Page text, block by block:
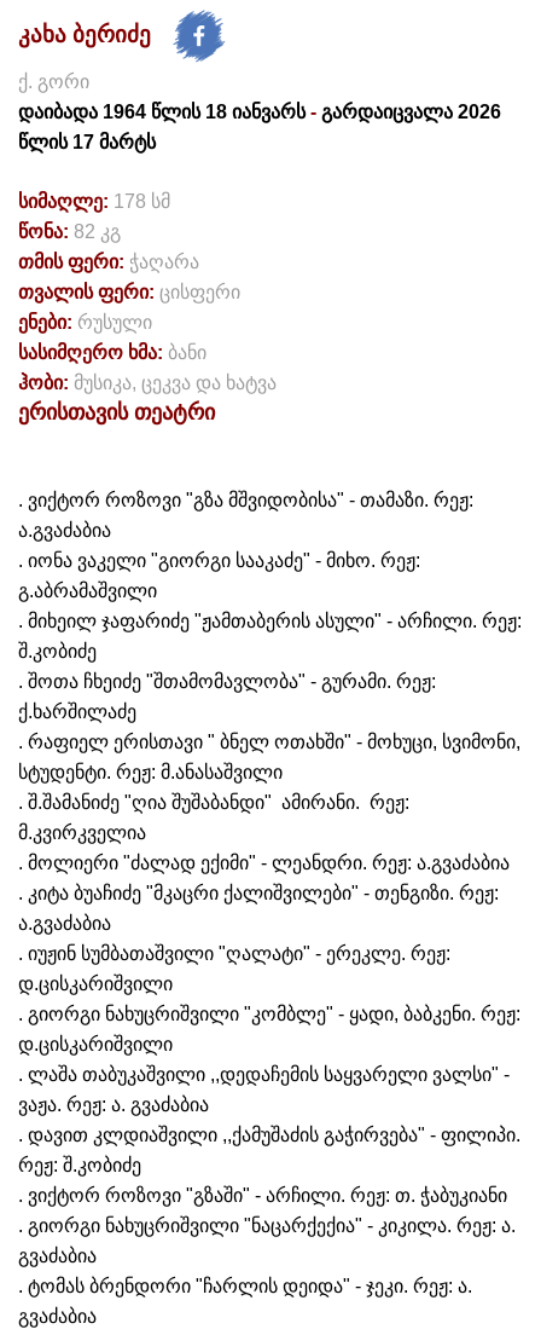
კახა ბერიძე
ქ. გორი
დაიბადა 1964 წლის 18 იანვარს- გარდაიცვალა 2026
წლის 17 მარტს
სიმაღლე: 178 სმ
წონა: 82 კგ
თმის ფერი: ჭაღარა
თვალის ფერი: ცისფერი
ენები: რუსული
სასიმღერო ხმა: ბანი
ჰობი: მუსიკა, ცეკვა და ხატვა
ერისთავის თეატრი
. ვიქტორ როზოვი "გზა მშვიდობისა" - თამაზი. რეჟ:
ა.გვაძაბია
. იონა ვაკელი "გიორგი სააკაძე" - მიხო. რეჟ:
გ.აბრამაშვილი
. მიხეილ ჯაფარიძე "ჟამთაბერის ასული" - არჩილი. რეჟ:
შ.კობიძე
. შოთა ჩხეიძე "შთამომავლობა" - გურამი. რეჟ:
ქ.ხარშილაძე
. რაფიელ ერისთავი " ბნელ ოთახში" - მოხუცი, სვიმონი,
სტუდენტი. რეჟ: მ.ანასაშვილი
. შ.შამანიძე "ღია შუშაბანდი" ამირანი. რეჟ:
მ.კვირკველია
. მოლიერი "ძალად ექიმი" - ლეანდრი. რეჟ: ა.გვაძაბია
. კიტა ბუაჩიძე "მკაცრი ქალიშვილები" - თენგიზი. რეჟ:
ა.გვაძაბია
. იუჟინ სუმბათაშვილი "ღალატი" - ერეკლე. რეჟ:
დ.ცისკარიშვილი
. გიორგი ნახუცრიშვილი "კომბლე" - ყადი, ბაბკენი. რეჟ:
დ.ცისკარიშვილი
. ლაშა თაბუკაშვილი ,,დედაჩემის საყვარელი ვალსი" -
ვაჟა. რეჟ: ა. გვაძაბია
. დავით კლდიაშვილი ,,ქამუშაძის გაჭირვება" - ფილიპი.
რეჟ: შ.კობიძე
. ვიქტორ როზოვი "გზაში" - არჩილი. რეჟ: თ. ჭაბუკიანი
. გიორგი ნახუცრიშვილი "ნაცარქექია" - კიკილა. რეჟ: ა.
გვაძაბია
. ტომას ბრენდორი "ჩარლის დეიდა" - ჯეკი. რეჟ: ა.
გვაძაბია